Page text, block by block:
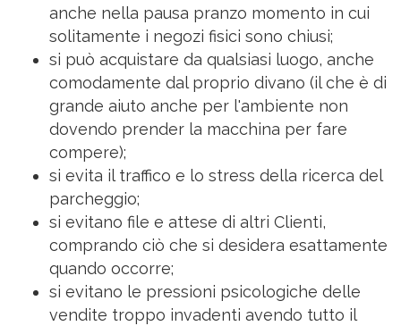
anche nella pausa pranzo momento in cui
solitamente i negozi fisici sono chiusi;
si può acquistare da qualsiasi luogo, anche
comodamente dal proprio divano (il che è di
grande aiuto anche per l'ambiente non
dovendo prender la macchina per fare
compere);
si evita il traffico e lo stress della ricerca del
parcheggio;
si evitano file e attese di altri Clienti,
comprando ciò che si desidera esattamente
quando occorre;
si evitano le pressioni psicologiche delle
vendite troppo invadenti avendo tutto il